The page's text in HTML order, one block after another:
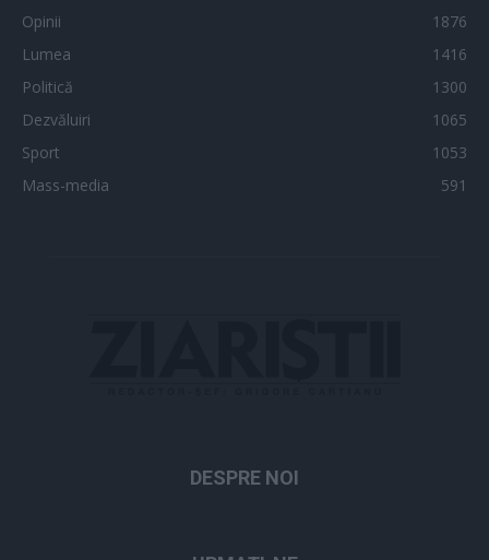
Opinii
1876
Lumea
1416
Politică
1300
Dezvăluiri
1065
Sport
1053
Mass-media
591
DESPRE NOI